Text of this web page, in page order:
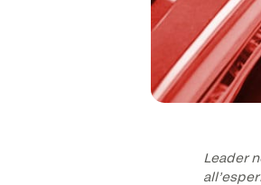
Leader